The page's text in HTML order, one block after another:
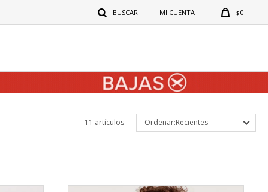
$0
11 artículos Recientes